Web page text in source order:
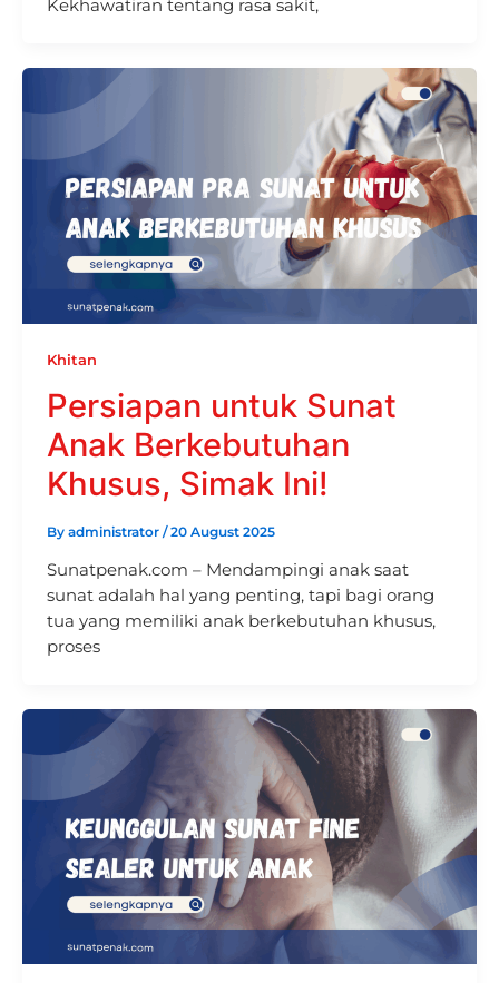
Kekhawatiran tentang rasa sakit,
Khitan
Persiapan untuk Sunat
Anak Berkebutuhan
Khusus, Simak Ini!
By administrator /20 August 2025
Sunatpenak.com – Mendampingi anak saat
sunat adalah hal yang penting, tapi bagi orang
tua yang memiliki anak berkebutuhan khusus,
proses